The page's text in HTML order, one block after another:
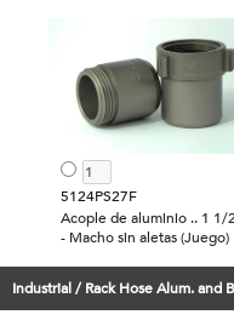
5124PS27F
Acople de aluminio .. 1 1/
- Macho sin aletas (Juego)
Industrial / Rack Hose Alum. and